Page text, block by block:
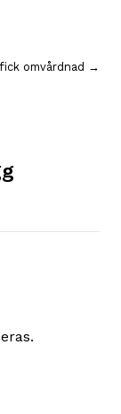
omvårdnad →